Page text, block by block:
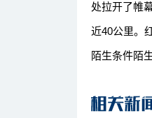
处拉开了帷
近40公里。
陌生条件陌